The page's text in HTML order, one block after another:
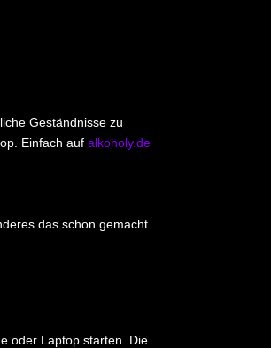
Geständnisse zu
Einfach aufalkoholy.de
das schon gemacht
oder Laptop starten. Die